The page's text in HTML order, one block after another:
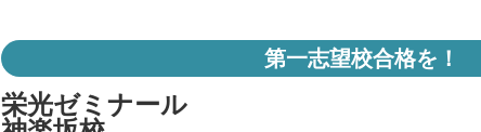
第一志望校合格を！
栄光ゼミナール